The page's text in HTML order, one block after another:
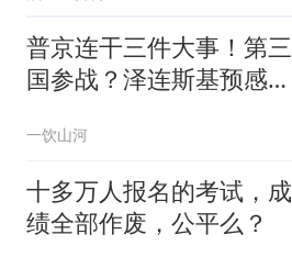
普京连干三件大事！第三
国参战？泽连斯基预感不
一饮山河
十多万人报名的考试，成
绩全部作废，公平么？